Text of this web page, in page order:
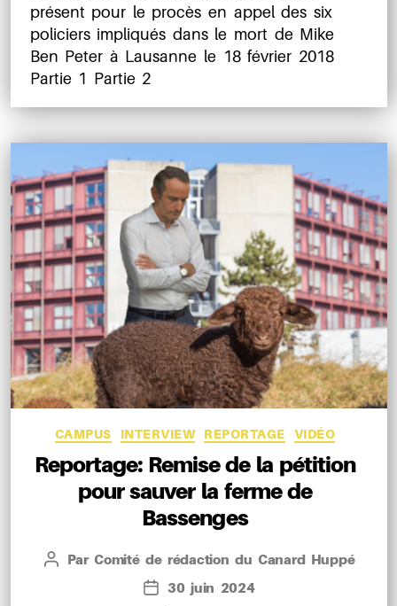
présent pour le procès en appel des six
policiers impliqués dans le mort de Mike
Ben Peter à Lausanne le 18 février 2018
Partie 1 Partie 2
Catégories
CAMPUS INTERVIEW REPORTAGE VIDÉO
Reportage: Remise de la pétition
pour sauver la ferme de
Bassenges
Auteur
Par Comité de rédaction du Canard Huppé
Date30 juin 2024